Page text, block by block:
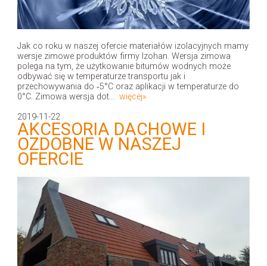
Jak co roku w naszej ofercie materiałów izolacyjnych mamy
wersje zimowe produktów firmy Izohan. Wersja zimowa
polega na tym, że użytkowanie bitumów wodnych może
odbywać się w temperaturze transportu jak i
przechowywania do ‑5°C oraz aplikacji w temperaturze do
0°C. Zimowa wersja dot... więcej»
2019-11-22
AKCESORIA DACHOWE I
OZDOBNE W NASZEJ
OFERCIE